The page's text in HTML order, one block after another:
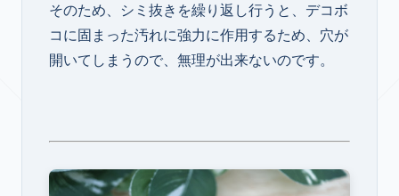
そのため、シミ抜きを繰り返し行うと、デコボ
コに固まった汚れに強力に作用するため、穴が
開いてしまうので、無理が出来ないのです。